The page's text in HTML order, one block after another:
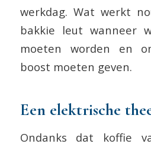
werkdag. Wat werkt
bakkie leut wanneer
moeten worden en
boost moeten geven.
Een elektrische
Ondanks dat koffie